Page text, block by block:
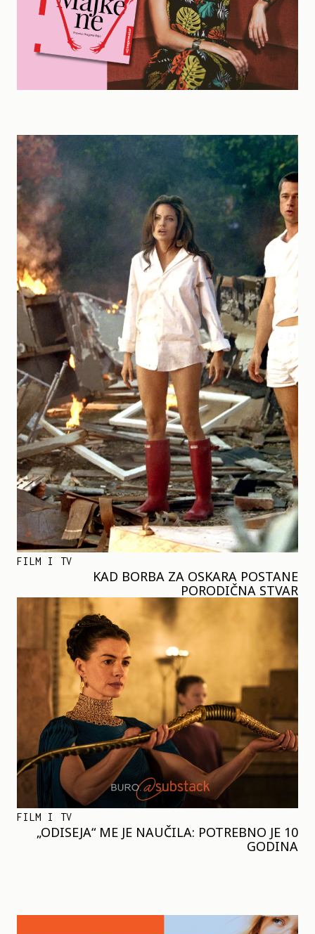
FILM I TV
KAD BORBA ZA OSKARA POSTANE
PORODIČNA STVAR
FILM I TV
„ODISEJA“ ME JE NAUČILA: POTREBNO JE 10
GODINA